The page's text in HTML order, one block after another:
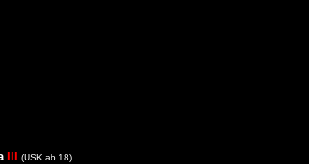
(USK ab 18)